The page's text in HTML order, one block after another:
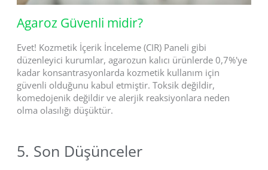
Agaroz Güvenli midir?
Evet! Kozmetik İçerik İnceleme (CIR) Paneli gibi
düzenleyici kurumlar, agarozun kalıcı ürünlerde 0,7%'ye
kadar konsantrasyonlarda kozmetik kullanım için
güvenli olduğunu kabul etmiştir. Toksik değildir,
komedojenik değildir ve alerjik reaksiyonlara neden
olma olasılığı düşüktür.
5. Son Düşünceler